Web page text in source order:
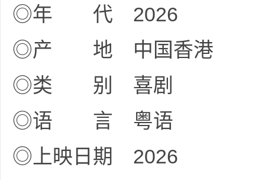
◎年 代 2026
◎产 地 中国香港
◎类 别 喜剧
◎语 言 粤语
◎上映日期 2026